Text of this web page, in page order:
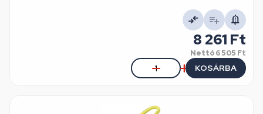
8 261 Ft
Nettó6 505 Ft
KOSÁRBA